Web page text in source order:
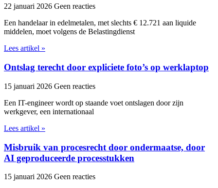
22 januari 2026 Geen reacties
Een handelaar in edelmetalen, met slechts € 12.721 aan liquide
middelen, moet volgens de Belastingdienst
Lees artikel »
Ontslag terecht door expliciete foto’s op werklaptop
15 januari 2026 Geen reacties
Een IT-engineer wordt op staande voet ontslagen door zijn
werkgever, een internationaal
Lees artikel »
Misbruik van procesrecht door ondermaatse, door
AI geproduceerde processtukken
15 januari 2026 Geen reacties